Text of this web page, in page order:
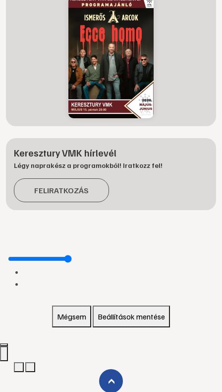
Keresztury VMK hírlevél
Légy naprakész a programokból! Iratkozz fel!
FELIRATKOZÁS
Mégsem Beállítások mentése
›